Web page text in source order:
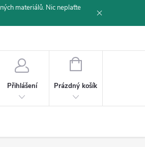
materiálů. Nic neplaťte
Přihlášení
NÁKUPNÍ
Prázdný košík